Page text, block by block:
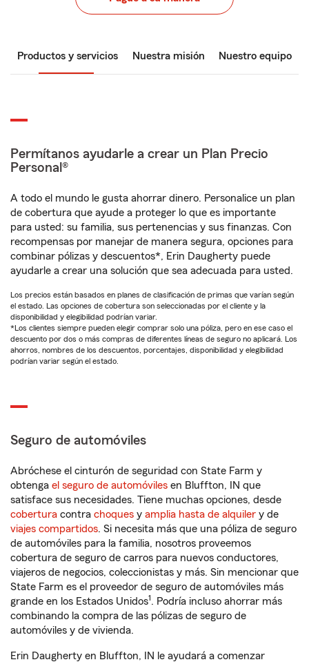
Productos y servicios Nuestra misión Nuestro equipo
Permítanos ayudarle a crear un Plan Precio
Personal®
A todo el mundo le gusta ahorrar dinero. Personalice un plan
de cobertura que ayude a proteger lo que es importante
para usted: su familia, sus pertenencias y sus finanzas. Con
recompensas por manejar de manera segura, opciones para
combinar pólizas y descuentos*, Erin Daugherty puede
ayudarle a crear una solución que sea adecuada para usted.
Los precios están basados en planes de clasificación de primas que varían según
el estado. Las opciones de cobertura son seleccionadas por el cliente y la
disponibilidad y elegibilidad podrían variar.
*Los clientes siempre pueden elegir comprar solo una póliza, pero en ese caso el
descuento por dos o más compras de diferentes líneas de seguro no aplicará. Los
ahorros, nombres de los descuentos, porcentajes, disponibilidad y elegibilidad
podrían variar según el estado.
Seguro de automóviles
Abróchese el cinturón de seguridad con State Farm y
obtenga el seguro de automóviles en Bluffton, IN que
satisface sus necesidades. Tiene muchas opciones, desde
cobertura contra choques y amplia hasta de alquiler y de
viajes compartidos. Si necesita más que una póliza de seguro
de automóviles para la familia, nosotros proveemos
cobertura de seguro de carros para nuevos conductores,
viajeros de negocios, coleccionistas y más. Sin mencionar que
State Farm es el proveedor de seguro de automóviles más
grande en los Estados Unidos1. Podría incluso ahorrar más
combinando la compra de las pólizas de seguro de
automóviles y de vivienda.
Erin Daugherty en Bluffton, IN le ayudará a comenzar